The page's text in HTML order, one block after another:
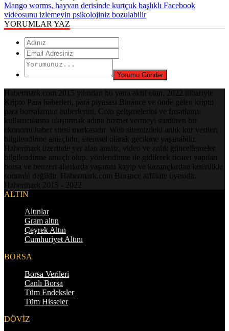
Mango worms, hayvan derisinde kurtçuk başlıklı Facebook
videosunu izlemeyin psikolojiniz bozulabilir
YORUMLAR YAZ
Habermark.com 2015 yılından bu yana aktif olan, 2022 itibariyle
Kripto Para haberleri, para piyasası Binance ve önde gelen kripto
para borsalarının haberlerini, Coin gelişmelerini ve fırsatlarını
kullanıcılarına ulaştırmak adına hizmet vermeyi sürdüren bir
ekonomi haber sitesi markasıdır. Web sitemizdeki anlık kur verileri
bilgilendirme amaçlıdır, sitemsel olarak gecikme yaşanabilir.
Habermark üzerinde yer alan analiz, video ve anlık güncellemeler
bilgilendirme amaçlı olup, yönlendirme ile gidilerek ticaret yapılan
borsa ve benzeri alanlarda yaşanan kayıp ve kazançlardan kesinlikle
sorumlu değildir. Habermark.com Binance affiliate üyesidir.
Habermark 2015 - 2022
ALTIN
Altınlar
Gram altın
Çeyrek Altın
Cumhuriyet Altını
BORSA
Borsa Verileri
Canlı Borsa
Tüm Endeksler
Tüm Hisseler
DÖVİZ